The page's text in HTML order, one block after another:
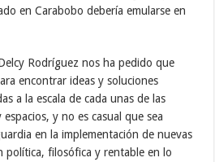
en Carabobo debería emularse en
Rodríguez nos ha pedido que
encontrar ideas y soluciones
a la escala de cada unas de las
y no es casual que sea
en la implementación de nuevas
política, filosófica y rentable en lo